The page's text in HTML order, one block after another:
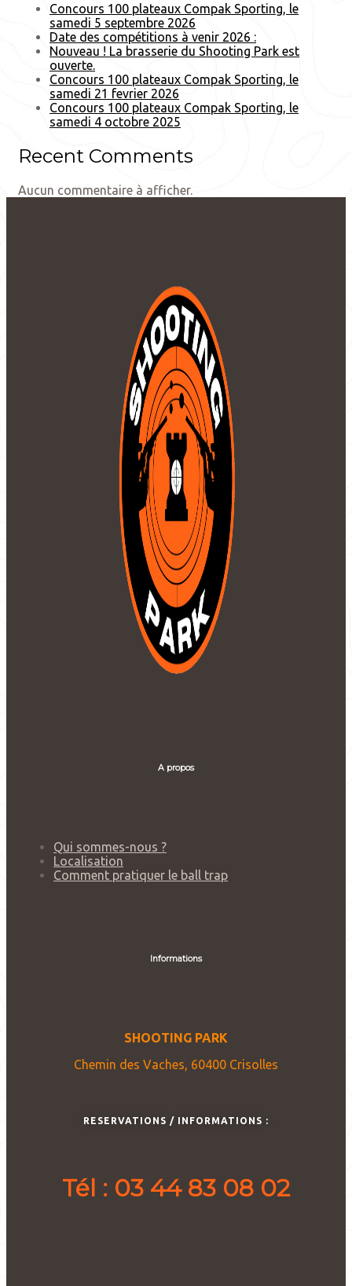
Concours 100 plateaux Compak Sporting, le
samedi 5 septembre 2026
Date des compétitions à venir 2026 :
Nouveau ! La brasserie du Shooting Park est
ouverte.
Concours 100 plateaux Compak Sporting, le
samedi 21 fevrier 2026
Concours 100 plateaux Compak Sporting, le
samedi 4 octobre 2025
Recent Comments
Aucun commentaire à afficher.
A propos
Qui sommes-nous ?
Localisation
Comment pratiquer le ball trap
Informations
SHOOTING PARK
Chemin des Vaches, 60400 Crisolles
RESERVATIONS / INFORMATIONS :
Tél : 03 44 83 08 02